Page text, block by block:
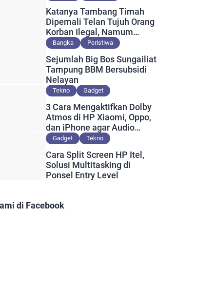
Katanya Tambang Timah
Dipemali Telan Tujuh Orang
Korban Ilegal, Namum
Muncul Slip Pembayaran
Bangka Peristiwa
Sejumlah Big Bos Sungailiat
Tampung BBM Bersubsidi
Nelayan
Tekno Gadget
3 Cara Mengaktifkan Dolby
Atmos di HP Xiaomi, Oppo,
dan iPhone agar Audio
Lebih Maksimal
Gadget Tekno
Cara Split Screen HP Itel,
Solusi Multitasking di
Ponsel Entry Level
di Facebook